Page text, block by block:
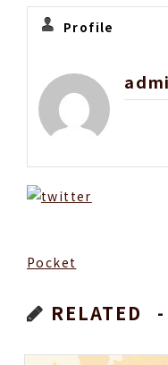
Profile
Pocket
RELATED